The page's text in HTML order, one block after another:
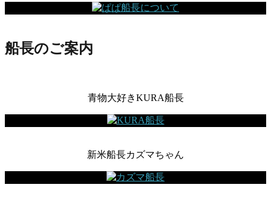
船長のご案内
青物大好きKURA船長
新米船長カズマちゃん